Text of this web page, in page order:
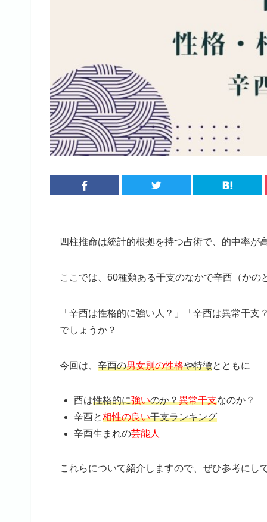
四柱推命は統計的根拠を持つ占術で、的中率
ここでは、60種類ある干支のなかで辛酉（か
「辛酉は性格的に強い人？」「辛酉は異常干
でしょうか？
今回は、 辛酉の男女別の性格や特徴とともに
酉は性格的に強いのか？異常干支なのか？
辛酉と相性の良い干支ランキング
辛酉生まれの芸能人
これらについて紹介しますので、ぜひ参考にし